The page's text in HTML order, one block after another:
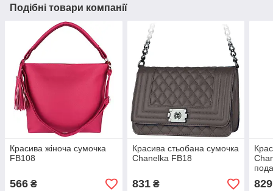
Подібні товари компанії
Красива жіноча сумочка
FB108
566 ₴
Красива стьобана сумочка
Chanelka FB18
831₴ 829